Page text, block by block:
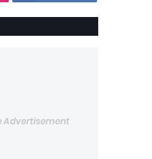
Advertisement